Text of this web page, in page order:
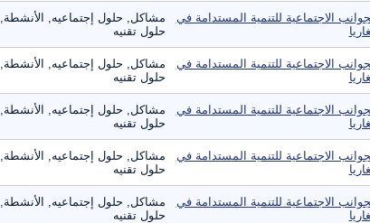
الاجتماعية للتنمية المستدامة في
مشاكل, حلول إجتماعيه, الأنشطة,
حلول تقنيه
الاجتماعية للتنمية المستدامة في
مشاكل, حلول إجتماعيه, الأنشطة,
حلول تقنيه
الاجتماعية للتنمية المستدامة في
مشاكل, حلول إجتماعيه, الأنشطة,
حلول تقنيه
الاجتماعية للتنمية المستدامة في
مشاكل, حلول إجتماعيه, الأنشطة,
حلول تقنيه
الاجتماعية للتنمية المستدامة في
مشاكل, حلول إجتماعيه, الأنشطة,
حلول تقنيه